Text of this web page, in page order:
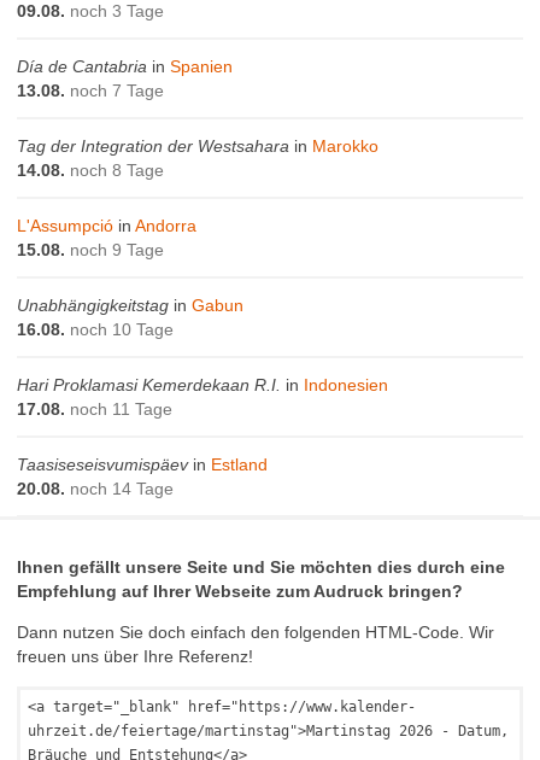
09.08. noch 3 Tage
Día de Cantabria inSpanien
13.08. noch 7 Tage
Tag der Integration der Westsahara in Marokko
14.08. noch 8 Tage
L'Assumpció inAndorra
15.08. noch 9 Tage
Unabhängigkeitstag inGabun
16.08. noch 10 Tage
Hari Proklamasi Kemerdekaan R.I. in Indonesien
17.08. noch 11 Tage
Taasiseseisvumispäevin Estland
20.08. noch 14 Tage
Ihnen gefällt unsere Seite und Sie möchten dies durch eine
Empfehlung auf Ihrer Webseite zum Audruck bringen?
Dann nutzen Sie doch einfach den folgenden HTML-Code. Wir
freuen uns über Ihre Referenz!
<a target="_blank" href="https://www.kalender-
uhrzeit.de/feiertage/martinstag">Martinstag 2026 - Datum,
Bräuche und Entstehung</a>